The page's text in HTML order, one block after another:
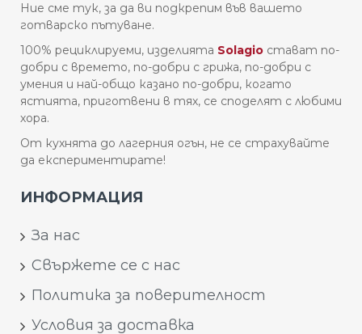
Ние сме тук, за да ви подкрепим във вашето
готварско пътуване.
100% рециклируеми, изделията Solagio стават по-
добри с времето, по-добри с грижа, по-добри с
умения и най-общо казано по-добри, когато
ястията, приготвени в тях, се споделят с любими
хора.
От кухнята до лагерния огън, не се страхувайте
да експериментирате!
ИНФОРМАЦИЯ
За нас
Свържете се с нас
Политика за поверителност
Условия за доставка